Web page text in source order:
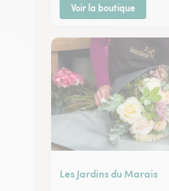
Voir la boutique
Les Jardins du Marais